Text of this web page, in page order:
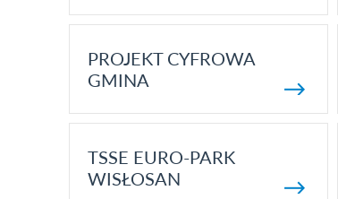
PROJEKT CYFROWA
GMINA
TSSE EURO-PARK
WISŁOSAN